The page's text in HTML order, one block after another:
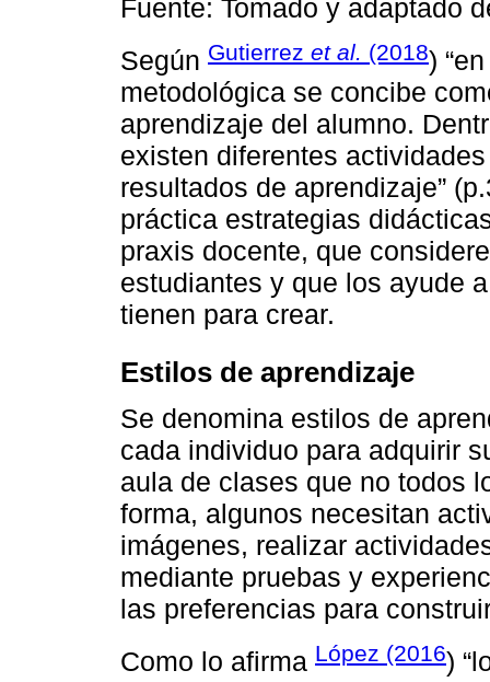
Fuente: Tomado y adaptado
Según Gutierrez et al. (2018)
metodológica se concibe
aprendizaje del alumno.
existen diferentes
resultados de aprendizaje”
práctica estrategias
praxis docente, que
estudiantes y que los ayude
tienen para crear.
Estilos de aprendizaje
Se denomina estilos de
cada individuo para adquirir
aula de clases que no todos
forma, algunos necesitan
imágenes, realizar
mediante pruebas y
las preferencias para
Como lo afirma López (2016)